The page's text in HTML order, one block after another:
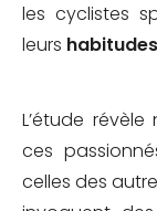
les cyclistes
leurs
L’étude
ces
celles des